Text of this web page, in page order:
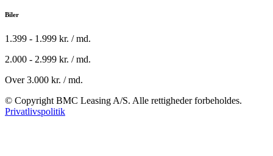
Biler
1.399 - 1.999 kr. / md.
2.000 - 2.999 kr. / md.
Over 3.000 kr. / md.
© Copyright BMC Leasing A/S. Alle rettigheder forbeholdes.
Privatlivspolitik